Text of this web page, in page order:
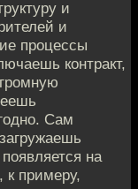
и
и
процессы
контракт,
Сам
на
примеру,